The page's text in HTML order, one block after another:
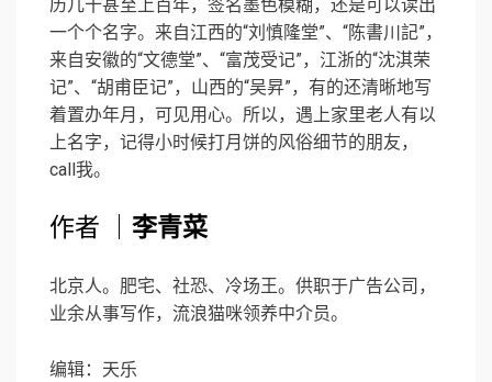
历几十甚至上百年，签名墨色模糊，还是可以读出
一个个名字。来自江西的“刘慎隆堂”、“陈書川記”，
来自安徽的“文德堂”、“富茂受记”，江浙的“沈淇荣
记”、“胡甫臣记”，山西的“吴昇”，有的还清晰地写
着置办年月，可见用心。所以，遇上家里老人有以
上名字，记得小时候打月饼的风俗细节的朋友，
call我。
作者 ｜ 李青菜
北京人。肥宅、社恐、冷场王。供职于广告公司，
业余从事写作，流浪猫咪领养中介员。
编辑：天乐